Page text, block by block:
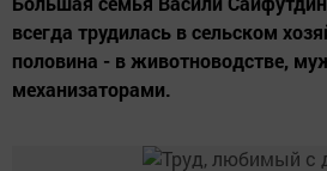
всегда трудилась в сельском
половина - в животноводстве,
механизаторами.